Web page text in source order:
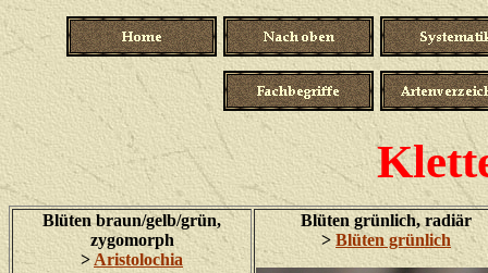
Blüten braun/gelb/grün,
zygomorph
> Aristolochia
Blüten grünlich, radiär
>Blüten grünlich